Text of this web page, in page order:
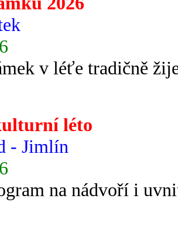
v léťe tradičně
léto
- Jimlín
na nádvoří i